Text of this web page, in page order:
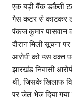
एक बड़ी बैंक डकैती टल
गैस कटर से काटकर
पंकज कुमार पासवान
दौरान मिली सूचना
आरोपी को उस वक्त
झारखंड निवासी
थी, जिसके खिलाफ
पर जेल भेज दिया गया